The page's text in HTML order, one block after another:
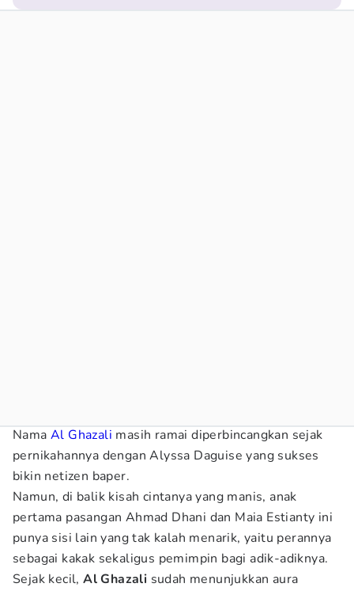
Nama Al Ghazali masih ramai diperbincangkan sejak
pernikahannya dengan Alyssa Daguise yang sukses
bikin netizen baper.
Namun, di balik kisah cintanya yang manis, anak
pertama pasangan Ahmad Dhani dan Maia Estianty ini
punya sisi lain yang tak kalah menarik, yaitu perannya
sebagai kakak sekaligus pemimpin bagi adik-adiknya.
Sejak kecil,Al Ghazali sudah menunjukkan aura